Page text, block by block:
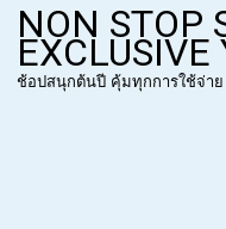
NON STOP
EXCLUSIVE
ช้อปสนุกต้นปี คุ้มทุกการใช้จ่าย